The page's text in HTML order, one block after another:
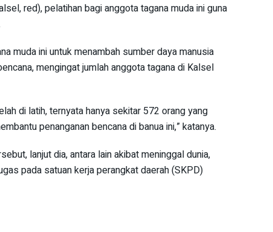
red), pelatihan bagi anggota tagana muda ini guna
muda ini untuk menambah sumber daya manusia
mengingat jumlah anggota tagana di Kalsel
di latih, ternyata hanya sekitar 572 orang yang
penanganan bencana di banua ini,” katanya.
lanjut dia, antara lain akibat meninggal dunia,
pada satuan kerja perangkat daerah (SKPD)